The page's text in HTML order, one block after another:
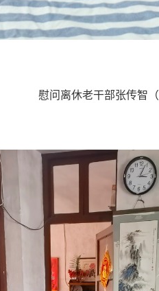
慰问离休老干部张传智（